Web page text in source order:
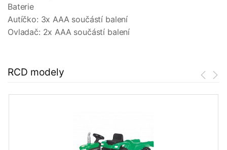
Baterie
Autíčko: 3x AAA součástí balení
Ovladač: 2x AAA součástí balení
RCD modely